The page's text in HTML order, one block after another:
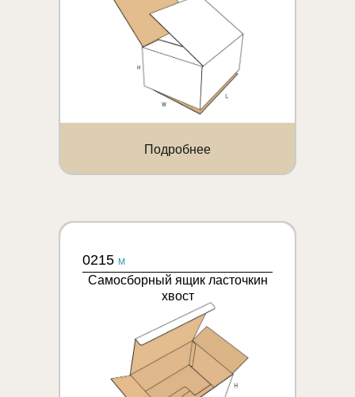
Подробнее
0215 M
Самосборный ящик ласточкин
хвост